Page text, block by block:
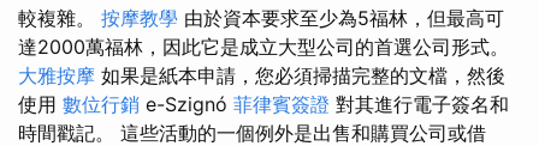
較複雜。 按摩教學 由於資本要求至少為5福林，但最高可
達2000萬福林，因此它是成立大型公司的首選公司形式。
大雅按摩 如果是紙本申請，您必須掃描完整的文檔，然後
使用 數位行銷 e-Szignó 菲律賓簽證 對其進行電子簽名和
時間戳記。 這些活動的一個例外是出售和購買公司或借